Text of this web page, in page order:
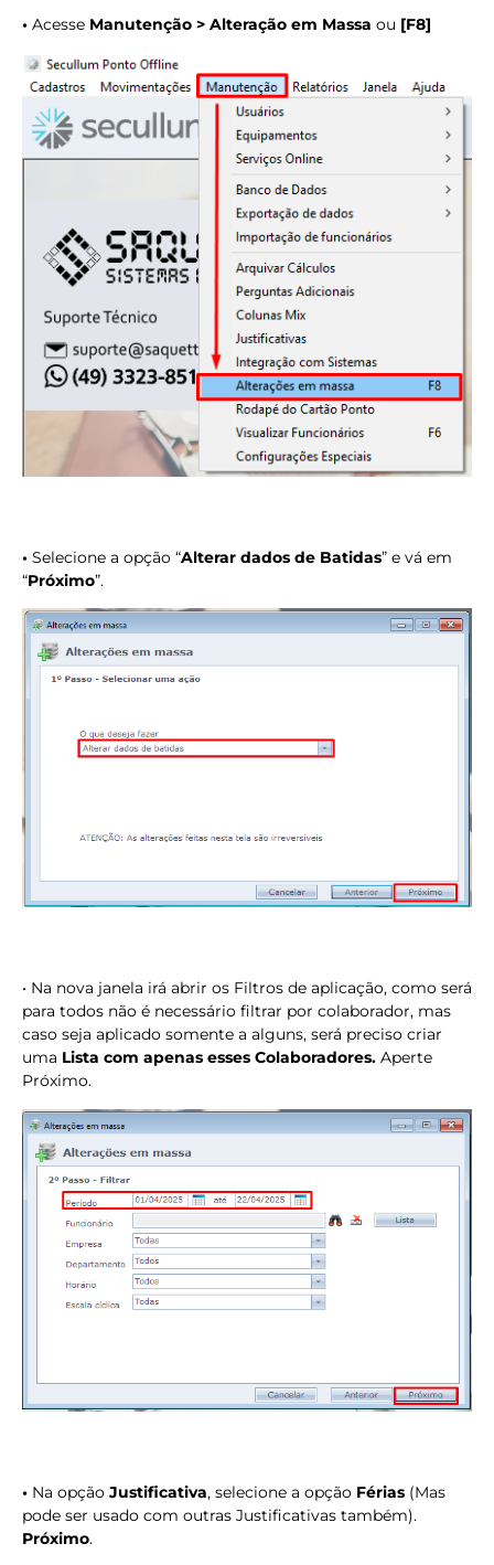
• Acesse Manutenção > Alteração em Massa ou [F8]
• Selecione a opção “Alterar dados de Batidas” e vá em
“Próximo”.
• Na nova janela irá abrir os Filtros de aplicação, como será
para todos não é necessário filtrar por colaborador, mas
caso seja aplicado somente a alguns, será preciso criar
uma Lista com apenas esses Colaboradores. Aperte
Próximo.
• Na opção Justificativa, selecione a opção Férias (Mas
pode ser usado com outras Justificativas também).
Próximo.